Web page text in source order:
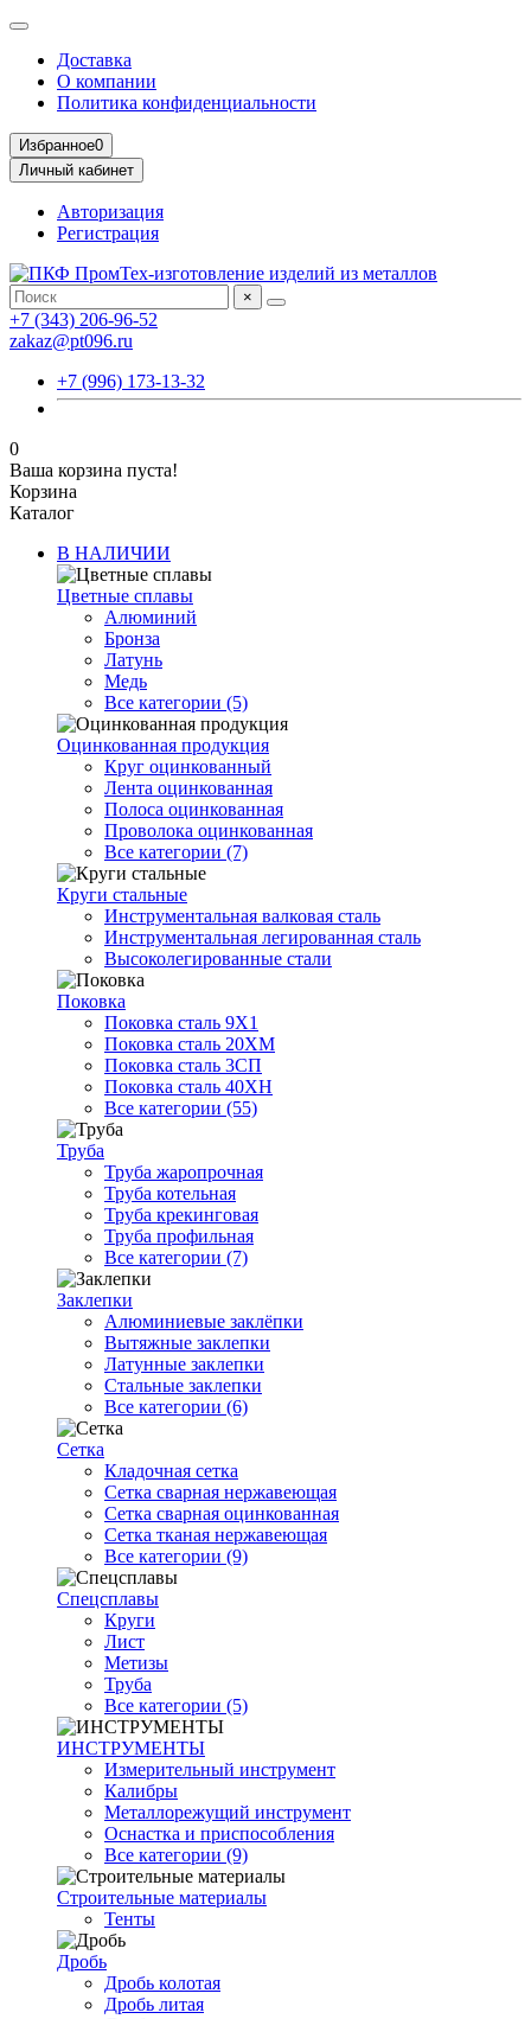
Доставка
О компании
Политика конфиденциальности
Избранное0
Личный кабинет
Авторизация
Регистрация
×
+7 (343) 206-96-52
zakaz@pt096.ru
+7 (996) 173-13-32
0
Ваша корзина пуста!
Корзина
Каталог
В НАЛИЧИИ
Цветные сплавы
Алюминий
Бронза
Латунь
Медь
Все категории (5)
Оцинкованная продукция
Круг оцинкованный
Лента оцинкованная
Полоса оцинкованная
Проволока оцинкованная
Все категории (7)
Круги стальные
Инструментальная валковая сталь
Инструментальная легированная сталь
Высоколегированные стали
Поковка
Поковка сталь 9Х1
Поковка сталь 20ХМ
Поковка сталь 3СП
Поковка сталь 40ХН
Все категории (55)
Труба
Труба жаропрочная
Труба котельная
Труба крекинговая
Труба профильная
Все категории (7)
Заклепки
Алюминиевые заклёпки
Вытяжные заклепки
Латунные заклепки
Стальные заклепки
Все категории (6)
Сетка
Кладочная сетка
Сетка сварная нержавеющая
Сетка сварная оцинкованная
Сетка тканая нержавеющая
Все категории (9)
Спецсплавы
Круги
Лист
Метизы
Труба
Все категории (5)
ИНСТРУМЕНТЫ
Измерительный инструмент
Калибры
Металлорежущий инструмент
Оснастка и приспособления
Все категории (9)
Строительные материалы
Тенты
Дробь
Дробь колотая
Дробь литая